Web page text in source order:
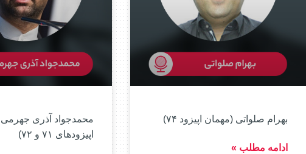
بهرام صلواتی (مهمان اپیزود ۷۴)
ادامه مطلب »
محمدجواد آذری
اپیزودهای ۷۱ و ۷۲)